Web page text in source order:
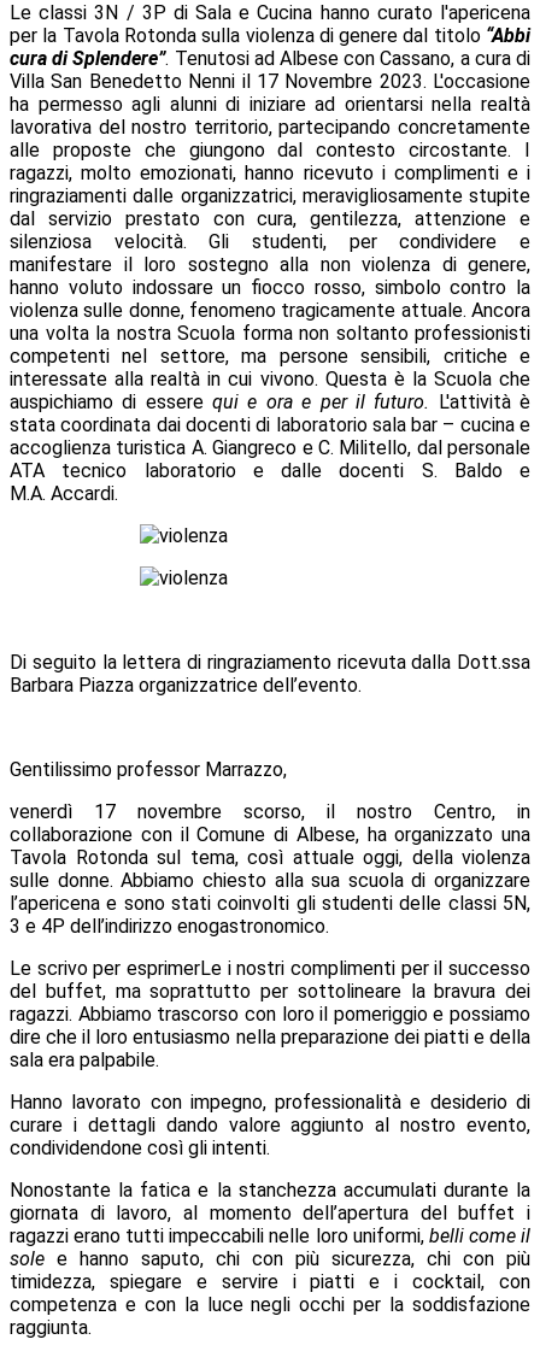
Le classi 3N / 3P di Sala e Cucina hanno curato l'apericena
per la Tavola Rotonda sulla violenza di genere dal titolo “Abbi
cura di Splendere”. Tenutosi ad Albese con Cassano, a cura di
Villa San Benedetto Nenni il 17 Novembre 2023. L'occasione
ha permesso agli alunni di iniziare ad orientarsi nella realtà
lavorativa del nostro territorio, partecipando concretamente
alle proposte che giungono dal contesto circostante. I
ragazzi, molto emozionati, hanno ricevuto i complimenti e i
ringraziamenti dalle organizzatrici, meravigliosamente stupite
dal servizio prestato con cura, gentilezza, attenzione e
silenziosa velocità. Gli studenti, per condividere e
manifestare il loro sostegno alla non violenza di genere,
hanno voluto indossare un fiocco rosso, simbolo contro la
violenza sulle donne, fenomeno tragicamente attuale. Ancora
una volta la nostra Scuola forma non soltanto professionisti
competenti nel settore, ma persone sensibili, critiche e
interessate alla realtà in cui vivono. Questa è la Scuola che
auspichiamo di esserequi e ora e per il futuro. L'attività è
stata coordinata dai docenti di laboratorio sala bar – cucina e
accoglienza turistica A. Giangreco e C. Militello, dal personale
ATA tecnico laboratorio e dalle docenti S. Baldo e
M.A. Accardi.
Di seguito la lettera di ringraziamento ricevuta dalla Dott.ssa
Barbara Piazza organizzatrice dell’evento.
Gentilissimo professor Marrazzo,
venerdì 17 novembre scorso, il nostro Centro, in
collaborazione con il Comune di Albese, ha organizzato una
Tavola Rotonda sul tema, così attuale oggi, della violenza
sulle donne. Abbiamo chiesto alla sua scuola di organizzare
l’apericena e sono stati coinvolti gli studenti delle classi 5N,
3 e 4P dell’indirizzo enogastronomico.
Le scrivo per esprimerLe i nostri complimenti per il successo
del buffet, ma soprattutto per sottolineare la bravura dei
ragazzi. Abbiamo trascorso con loro il pomeriggio e possiamo
dire che il loro entusiasmo nella preparazione dei piatti e della
sala era palpabile.
Hanno lavorato con impegno, professionalità e desiderio di
curare i dettagli dando valore aggiunto al nostro evento,
condividendone così gli intenti.
Nonostante la fatica e la stanchezza accumulati durante la
giornata di lavoro, al momento dell’apertura del buffet i
ragazzi erano tutti impeccabili nelle loro uniformi, belli come il
sole e hanno saputo, chi con più sicurezza, chi con più
timidezza, spiegare e servire i piatti e i cocktail, con
competenza e con la luce negli occhi per la soddisfazione
raggiunta.